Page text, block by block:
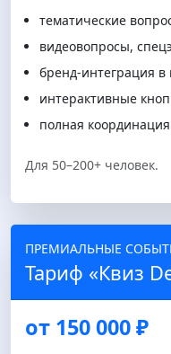
тематические
видеовопросы,
бренд-интеграция в
интерактивные
полная
Для 50–200+ человек.
ПРЕМИАЛЬНЫЕ
Тариф «Квиз
от 150 000 ₽